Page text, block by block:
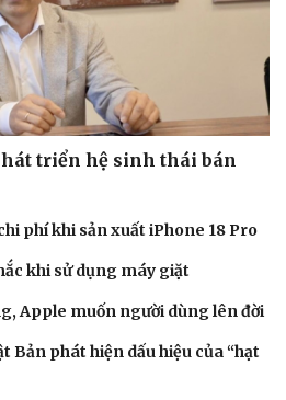
triển hệ sinh thái bán
phí khi sản xuất iPhone 18 Pro
khi sử dụng máy giặt
Apple muốn người dùng lên đời
Bản phát hiện dấu hiệu của “hạt